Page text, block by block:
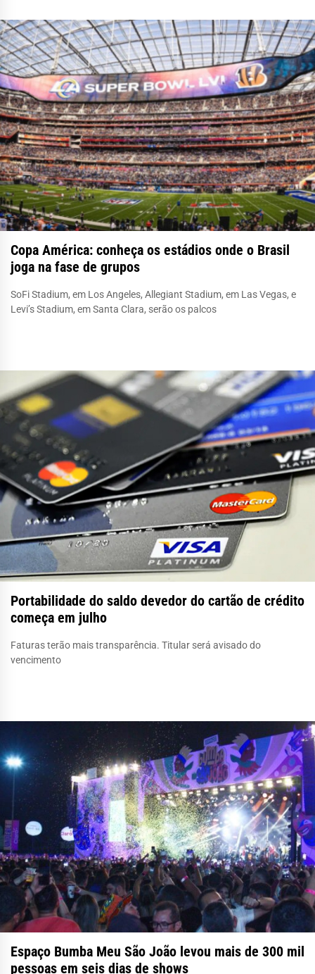
Copa América: conheça os estádios onde o Brasil
joga na fase de grupos
SoFi Stadium, em Los Angeles, Allegiant Stadium, em Las Vegas, e
Levi’s Stadium, em Santa Clara, serão os palcos
Portabilidade do saldo devedor do cartão de crédito
começa em julho
Faturas terão mais transparência. Titular será avisado do
vencimento
Espaço Bumba Meu São João levou mais de 300 mil
pessoas em seis dias de shows